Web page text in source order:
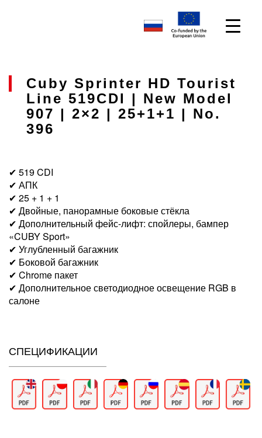
Cuby Sprinter HD Tourist
Line 519CDI | New Model
907 | 2×2 | 25+1+1 | No.
396
✔ 519 CDI
✔ АПК
✔ 25 + 1 + 1
✔ Двойные, панорамные боковые стёкла
✔ Дополнительный фейс-лифт: спойлеры, бампер
«CUBY Sport»
✔ Углубленный багажник
✔ Боковой багажник
✔ Chrome пакет
✔ Дополнительное светодиодное освещение RGB в
салоне
СПЕЦИФИКАЦИИ